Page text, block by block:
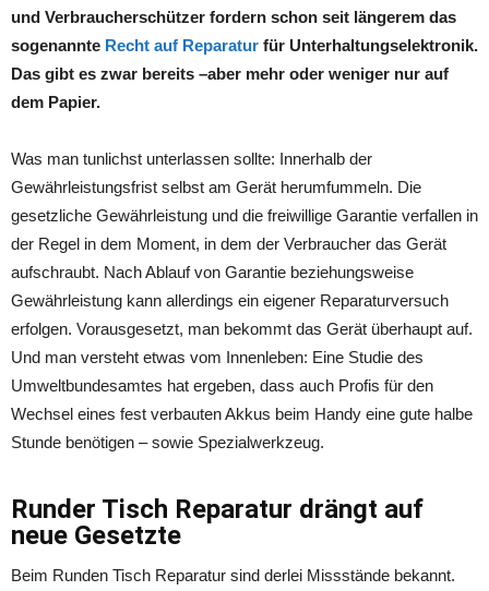
und Verbraucherschützer fordern schon seit längerem das
sogenannte Recht auf Reparatur für Unterhaltungselektronik.
Das gibt es zwar bereits –aber mehr oder weniger nur auf
dem Papier.
Was man tunlichst unterlassen sollte: Innerhalb der
Gewährleistungsfrist selbst am Gerät herumfummeln. Die
gesetzliche Gewährleistung und die freiwillige Garantie verfallen in
der Regel in dem Moment, in dem der Verbraucher das Gerät
aufschraubt. Nach Ablauf von Garantie beziehungsweise
Gewährleistung kann allerdings ein eigener Reparaturversuch
erfolgen. Vorausgesetzt, man bekommt das Gerät überhaupt auf.
Und man versteht etwas vom Innenleben: Eine Studie des
Umweltbundesamtes hat ergeben, dass auch Profis für den
Wechsel eines fest verbauten Akkus beim Handy eine gute halbe
Stunde benötigen – sowie Spezialwerkzeug.
Runder Tisch Reparatur drängt auf
neue Gesetzte
Beim Runden Tisch Reparatur sind derlei Missstände bekannt.